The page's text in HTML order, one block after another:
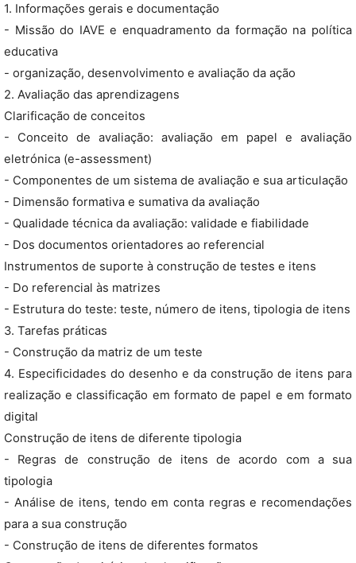
1. Informações gerais e documentação
- Missão do IAVE e enquadramento da formação na política
educativa
- organização, desenvolvimento e avaliação da ação
2. Avaliação das aprendizagens
Clarificação de conceitos
- Conceito de avaliação: avaliação em papel e avaliação
eletrónica (e-assessment)
- Componentes de um sistema de avaliação e sua articulação
- Dimensão formativa e sumativa da avaliação
- Qualidade técnica da avaliação: validade e fiabilidade
- Dos documentos orientadores ao referencial
Instrumentos de suporte à construção de testes e itens
- Do referencial às matrizes
- Estrutura do teste: teste, número de itens, tipologia de itens
3. Tarefas práticas
- Construção da matriz de um teste
4. Especificidades do desenho e da construção de itens para
realização e classificação em formato de papel e em formato
digital
Construção de itens de diferente tipologia
- Regras de construção de itens de acordo com a sua
tipologia
- Análise de itens, tendo em conta regras e recomendações
para a sua construção
- Construção de itens de diferentes formatos